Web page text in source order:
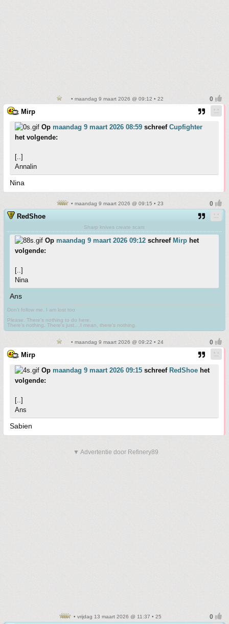
• maandag 9 maart 2026 @ 09:12 • 22
Mirp
Op maandag 9 maart 2026 08:59 schreef Cupfighter
het volgende:
[..]
Annalin
Nina
• maandag 9 maart 2026 @ 09:15 • 23
RedShoe
Sharp knives create scars
Op maandag 9 maart 2026 09:12 schreef Mirp het
volgende:
[..]
Nina
Ans
Don't follow me. I am lost too
Please. There's nothing to do here.
There's nothing. There's just....I mean, there's nothing.
• maandag 9 maart 2026 @ 09:22 • 24
Mirp
Op maandag 9 maart 2026 09:15 schreef RedShoe het
volgende:
[..]
Ans
Sabien
▼ Advertentie door Refinery89
• vrijdag 13 maart 2026 @ 11:37 • 25